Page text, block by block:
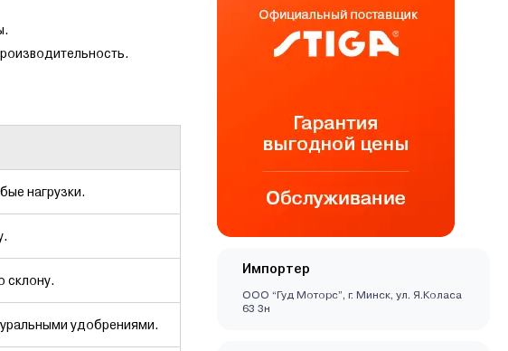
нагрузки.
склону.
удобрениями.
Импортер
ООО “Гуд Моторс”, г. Минск, ул. Я.Коласа
63 3н